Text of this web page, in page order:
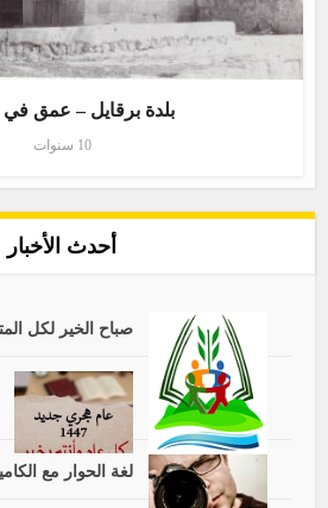
بلدة برقايل – عمق في
10 سنوات
أحدث الأخبار
صباح الخير لكل
لغة الحوار مع